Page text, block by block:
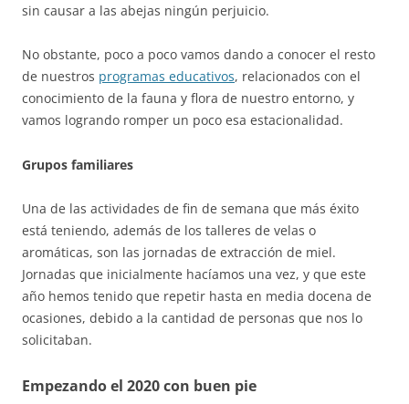
sin causar a las abejas ningún perjuicio.
No obstante, poco a poco vamos dando a conocer el resto
de nuestros programas educativos, relacionados con el
conocimiento de la fauna y flora de nuestro entorno, y
vamos logrando romper un poco esa estacionalidad.
Grupos familiares
Una de las actividades de fin de semana que más éxito
está teniendo, además de los talleres de velas o
aromáticas, son las jornadas de extracción de miel.
Jornadas que inicialmente hacíamos una vez, y que este
año hemos tenido que repetir hasta en media docena de
ocasiones, debido a la cantidad de personas que nos lo
solicitaban.
Empezando el 2020 con buen pie